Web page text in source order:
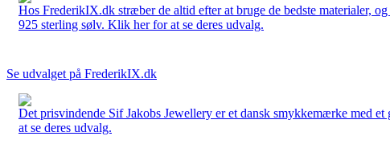
Hos FrederikIX.dk stræber de altid efter at bruge de bedste materialer,
925 sterling sølv. Klik her for at se deres udvalg.
Se udvalget på FrederikIX.dk
Det prisvindende Sif Jakobs Jewellery er et dansk smykkemærke med
at se deres udvalg.